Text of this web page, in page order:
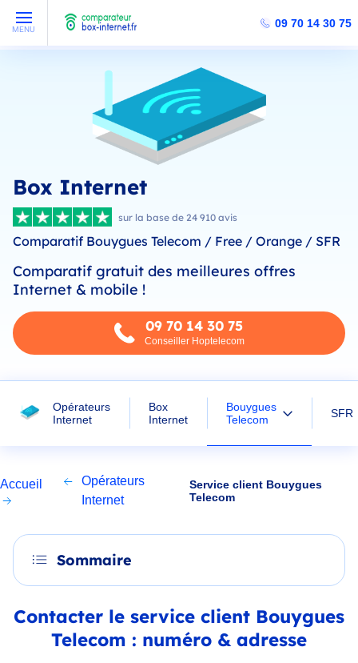
MENU 09 70 14 30 75
Box Internet
sur la base de 24 910 avis
Comparatif Bouygues Telecom / Free / Orange / SFR
Comparatif gratuit des meilleures offres
Internet & mobile !
09 70 14 30 75
Conseiller Hoptelecom
Opérateurs
Internet
Box
Internet
Bouygues
Telecom
SFR
Accueil
Opérateurs
Internet
Service client Bouygues
Telecom
Sommaire
Contacter le service client Bouygues
Telecom : numéro & adresse